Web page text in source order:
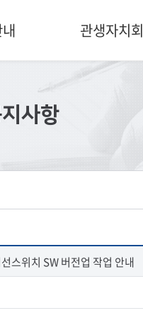
관생자치회
사항
스위치 SW 버전업 작업 안내